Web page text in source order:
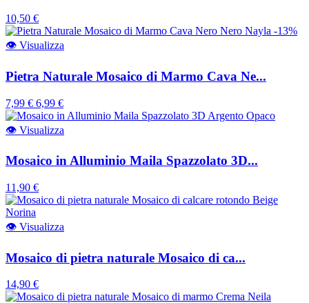
10,50 €
-13%
👁 Visualizza
Pietra Naturale Mosaico di Marmo Cava Ne...
7,99 € 6,99 €
👁 Visualizza
Mosaico in Alluminio Maila Spazzolato 3D...
11,90 €
👁 Visualizza
Mosaico di pietra naturale Mosaico di ca...
14,90 €